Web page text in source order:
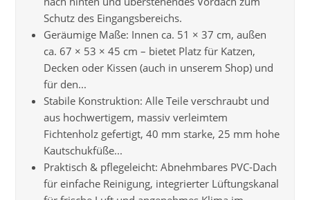
Schutz des Eingangsbereichs.
Geräumige Maße: Innen ca. 51 × 37 cm, außen
ca. 67 × 53 × 45 cm – bietet Platz für Katzen,
Decken oder Kissen (auch in unserem Shop) und
für den...
Stabile Konstruktion: Alle Teile verschraubt und
aus hochwertigem, massiv verleimtem
Fichtenholz gefertigt, 40 mm starke, 25 mm hohe
Kautschukfüße...
Praktisch & pflegeleicht: Abnehmbares PVC-Dach
für einfache Reinigung, integrierter Lüftungskanal